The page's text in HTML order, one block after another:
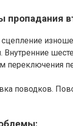
пропадания
поводков.